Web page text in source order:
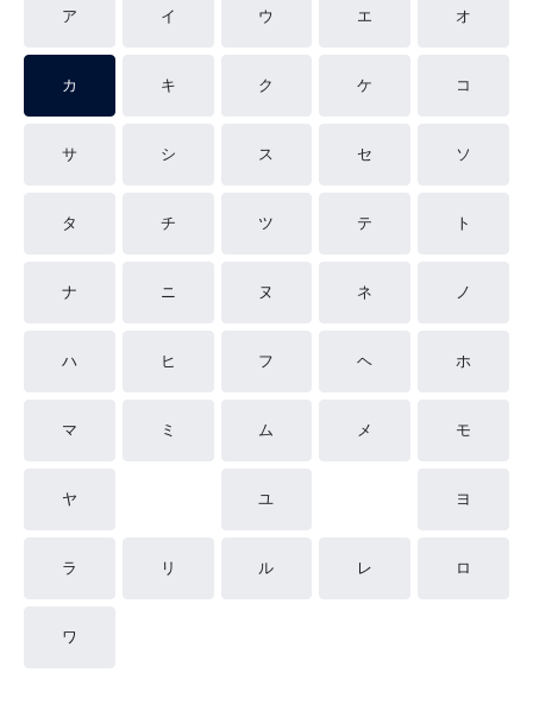
ア イ ウ エ オ
カ キ ク ケ コ
サ シ ス セ ソ
タ チ ツ テ ト
ナ ニ ヌ ネ ノ
ハ ヒ フ ヘ ホ
マ ミ ム メ モ
ヤ ユ ヨ
ラ リ ル レ ロ
ワ